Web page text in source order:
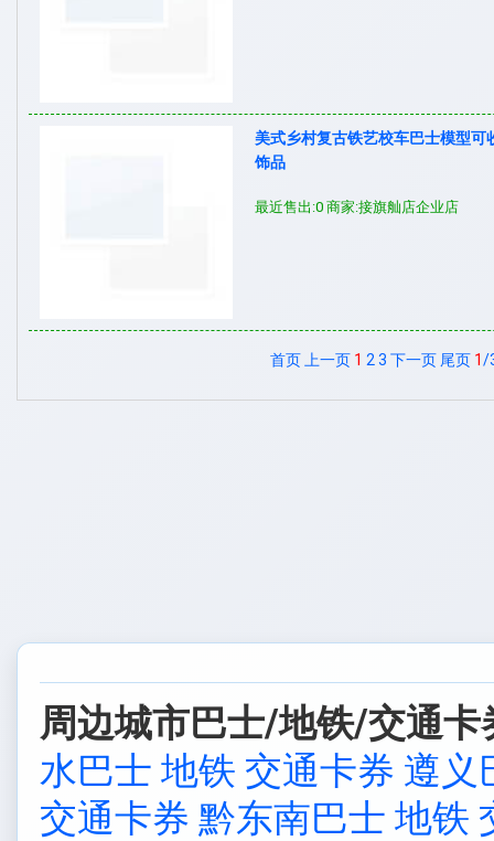
美式乡村复古铁艺校车巴士模型可
饰品
最近售出:0 商家:接旗舢店企业店
首页 上一页 1 2 3 下一页 尾页 1/
周边城市巴士/地铁/交通卡
水巴士 地铁 交通卡券 遵义
交通卡券 黔东南巴士 地铁